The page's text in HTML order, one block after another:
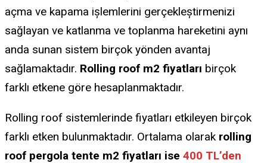
açma ve kapama işlemlerini gerçekleştirmenizi
sağlayan ve katlanma ve toplanma hareketini aynı
anda sunan sistem birçok yönden avantaj
sağlamaktadır. Rolling roof m2 fiyatları birçok
farklı etkene göre hesaplanmaktadır.
Rolling roof sistemlerinde fiyatları etkileyen birçok
farklı etken bulunmaktadır. Ortalama olarak rolling
roof pergola tente m2 fiyatları ise 400 TL’den